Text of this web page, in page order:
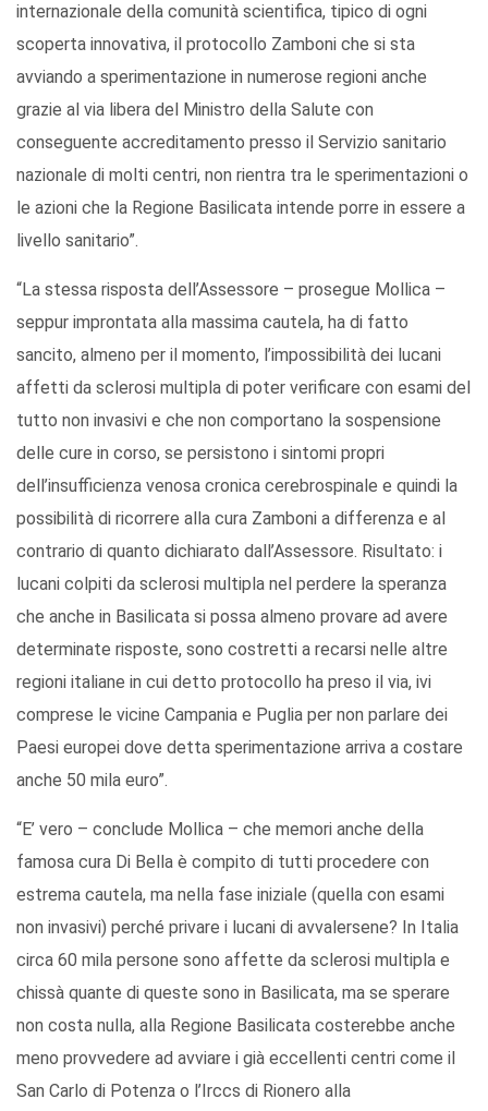
internazionale della comunità scientifica, tipico di ogni
scoperta innovativa, il protocollo Zamboni che si sta
avviando a sperimentazione in numerose regioni anche
grazie al via libera del Ministro della Salute con
conseguente accreditamento presso il Servizio sanitario
nazionale di molti centri, non rientra tra le sperimentazioni o
le azioni che la Regione Basilicata intende porre in essere a
livello sanitario”.
“La stessa risposta dell’Assessore – prosegue Mollica –
seppur improntata alla massima cautela, ha di fatto
sancito, almeno per il momento, l’impossibilità dei lucani
affetti da sclerosi multipla di poter verificare con esami del
tutto non invasivi e che non comportano la sospensione
delle cure in corso, se persistono i sintomi propri
dell’insufficienza venosa cronica cerebrospinale e quindi la
possibilità di ricorrere alla cura Zamboni a differenza e al
contrario di quanto dichiarato dall’Assessore. Risultato: i
lucani colpiti da sclerosi multipla nel perdere la speranza
che anche in Basilicata si possa almeno provare ad avere
determinate risposte, sono costretti a recarsi nelle altre
regioni italiane in cui detto protocollo ha preso il via, ivi
comprese le vicine Campania e Puglia per non parlare dei
Paesi europei dove detta sperimentazione arriva a costare
anche 50 mila euro”.
“E’ vero – conclude Mollica – che memori anche della
famosa cura Di Bella è compito di tutti procedere con
estrema cautela, ma nella fase iniziale (quella con esami
non invasivi) perché privare i lucani di avvalersene? In Italia
circa 60 mila persone sono affette da sclerosi multipla e
chissà quante di queste sono in Basilicata, ma se sperare
non costa nulla, alla Regione Basilicata costerebbe anche
meno provvedere ad avviare i già eccellenti centri come il
San Carlo di Potenza o l’Irccs di Rionero alla